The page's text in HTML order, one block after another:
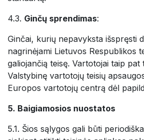
4.3. Ginčų sprendimas:
Ginčai, kurių nepavyksta išspręsti
nagrinėjami Lietuvos Respublikos
galiojančią teisę. Vartotojai taip pat
Valstybinę vartotojų teisių
Europos vartotojų centrą dėl
5. Baigiamosios nuostatos
5.1. Šios sąlygos gali būti